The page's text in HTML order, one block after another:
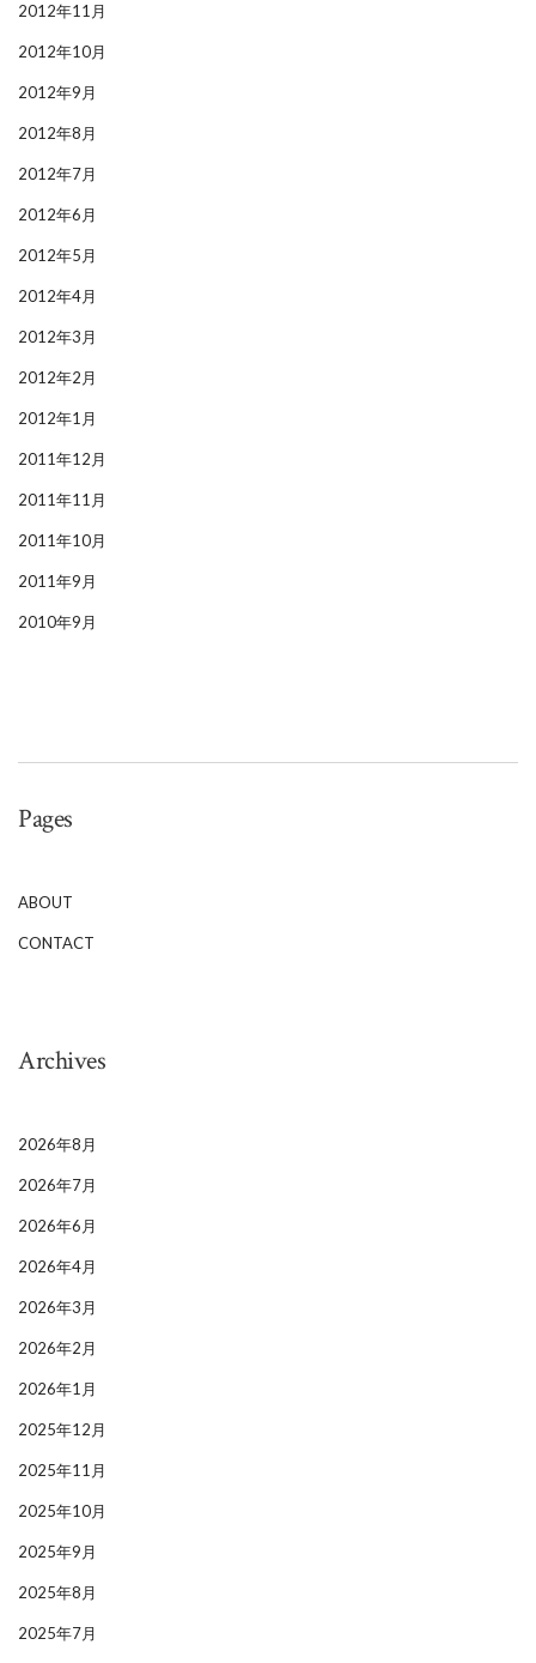
2012年11月
2012年10月
2012年9月
2012年8月
2012年7月
2012年6月
2012年5月
2012年4月
2012年3月
2012年2月
2012年1月
2011年12月
2011年11月
2011年10月
2011年9月
2010年9月
Pages
ABOUT
CONTACT
Archives
2026年8月
2026年7月
2026年6月
2026年4月
2026年3月
2026年2月
2026年1月
2025年12月
2025年11月
2025年10月
2025年9月
2025年8月
2025年7月